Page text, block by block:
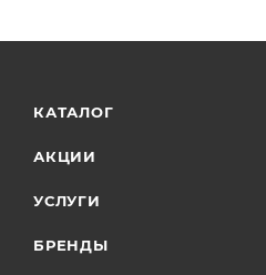
КАТАЛОГ
АКЦИИ
УСЛУГИ
БРЕНДЫ